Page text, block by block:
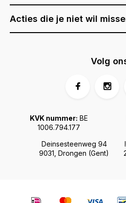
Acties die je niet wil
Deinsesteenweg 94
9031, Drongen (Gent)
KVK nummer: BE
1006.794.177
Volg